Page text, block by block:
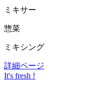
ミキサー
惣菜
ミキシング
詳細ページ
It's fresh !